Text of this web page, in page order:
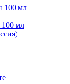
100 мл
мл